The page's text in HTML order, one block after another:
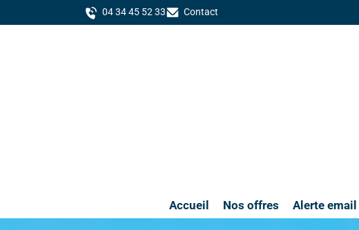
04 34 45 52 33 Contact
Accueil Nos offres Alerte email